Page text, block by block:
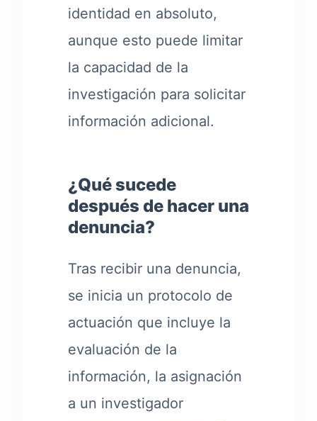
identidad en absoluto,
aunque esto puede limitar
la capacidad de la
investigación para solicitar
información adicional.
¿Qué sucede
después de hacer una
denuncia?
Tras recibir una denuncia,
se inicia un protocolo de
actuación que incluye la
evaluación de la
información, la asignación
a un investigador